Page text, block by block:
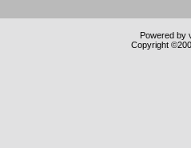
Powered by
Copyright